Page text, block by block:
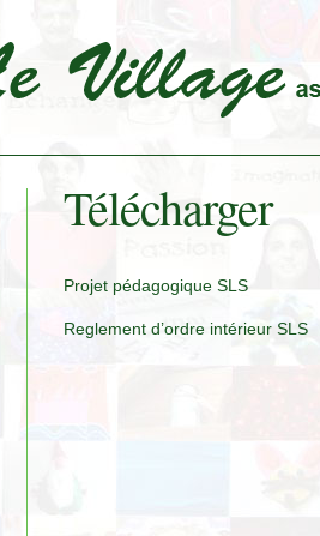
Télécharger
Projet pédagogique SLS
Reglement d’ordre intérieur SLS